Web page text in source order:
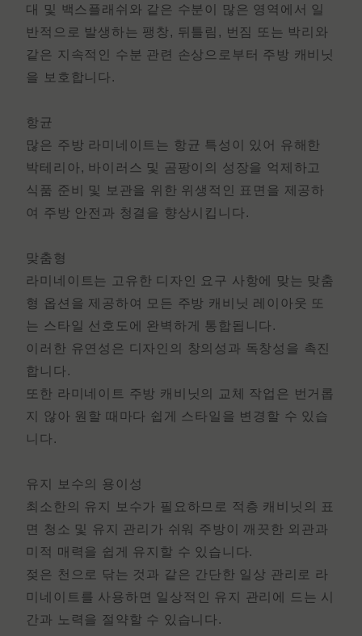
대 및 백스플래쉬와 같은 수분이 많은 영역에서 일
반적으로 발생하는 팽창, 뒤틀림, 번짐 또는 박리와
같은 지속적인 수분 관련 손상으로부터 주방 캐비닛
을 보호합니다.
항균
많은 주방 라미네이트 는 항균 특성이 있어 유해한
박테리아, 바이러스 및 곰팡이의 성장을 억제하고
식품 준비 및 보관을 위한 위생적인 표면을 제공하
여 주방 안전과 청결을 향상시킵니다.
맞춤형
라미네이트는 고유한 디자인 요구 사항에 맞는 맞춤
형 옵션을 제공하여 모든 주방 캐비닛 레이아웃 또
는 스타일 선호도에 완벽하게 통합됩니다.
이러한 유연성은 디자인의 창의성과 독창성을 촉진
합니다.
또한 라미네이트 주방 캐비닛의 교체 작업은 번거롭
지 않아 원할 때마다 쉽게 스타일을 변경할 수 있습
니다.
유지 보수의 용이성
최소한의 유지 보수가 필요하므로 적층 캐비닛 의 표
면
청소 및 유지 관리가 쉬워 주방이 깨끗한 외관과
미적 매력을 쉽게 유지할 수 있습니다.
젖은 천으로 닦는 것과 같은 간단한 일상 관리로 라
미네이트를 사용하면 일상적인 유지 관리에 드는 시
간과 노력을 절약할 수 있습니다.